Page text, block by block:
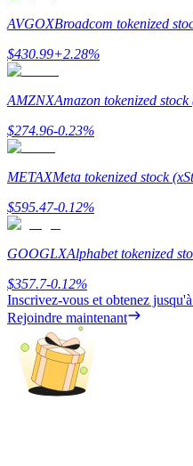
Launchpool
Staking flexible pour
Blocages BTR
AVGOXBroadcom tokenized
$430.99+2.28%
AMZNXAmazon tokenized stock
$274.96-0.23%
METAXMeta tokenized stock
$595.47-0.12%
GOOGLXAlphabet tokenized
$357.7-0.12%
Inscrivez-vous et obtenez jusqu'à
Rejoindre maintenant